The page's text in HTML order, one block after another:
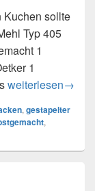
Kuchen sollte
Typ 405
1
1
Gestapelter
weiterlesen→
, gestapelter
,